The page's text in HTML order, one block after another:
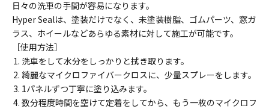
日々の洗車の手間が容易になります。
Hyper Sealは、塗装だけでなく、未塗装樹脂、ゴムパーツ、窓ガ
ラス、ホイールなどあらゆる素材に対して施工が可能です。
［使用方法］
洗車をして水分をしっかりと拭き取ります。
綺麗なマイクロファイバークロスに、少量スプレーをします。
1パネルずつ丁寧に塗り込みます。
数分程度時間を空けて定着をしてから、もう一枚のマイクロフ